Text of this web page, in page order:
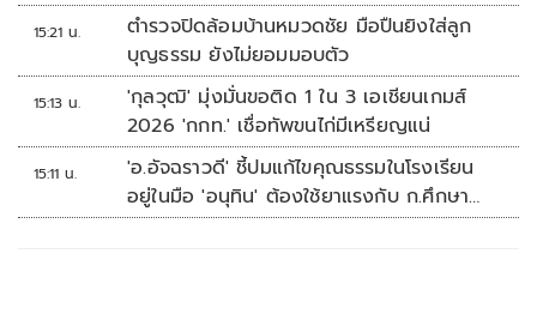
15:21 น.
ตำรวจปิดล้อมบ้านหมวดชัย มือปืนยิงใส่ลูก
บุญธรรม ยังไม่ยอมมอบตัว
15:13 น.
'กุลวุฒิ' มุ่งมั่นขอติด 1 ใน 3 เอเชียนเกมส์
2026 'กกท.' เชื่อทัพขนไก่มีเหรียญแน่
15:11 น.
'อ.อัจฉราวดี' ชี้ปมแก้ไขคุณธรรมในโรงเรียน
อยู่ในมือ 'อนุทิน' ต้องใช้ยาแรงกับ ก.ศึกษา
เรื่องปืนแค่ปลายเหตุ